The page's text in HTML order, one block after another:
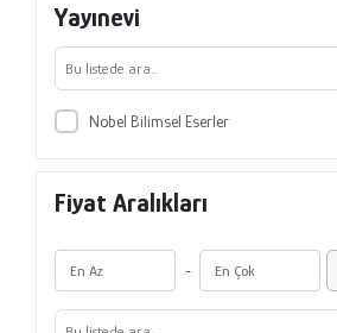
Yayınevi
Nobel Bilimsel Eserler
Fiyat Aralıkları
-